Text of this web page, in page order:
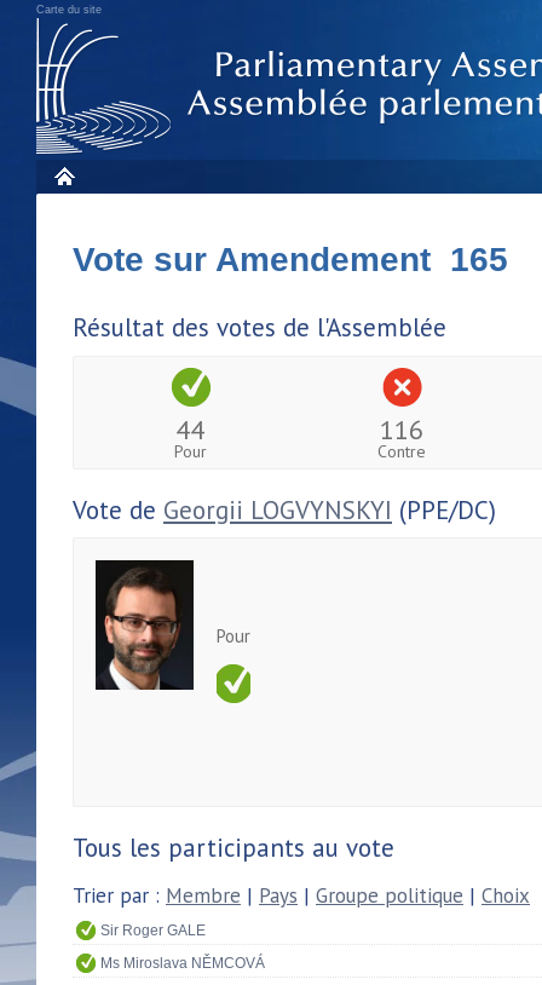
Carte du site
Vote sur Amendement 165
Résultat des votes de l'Assemblée
44
Pour
116
Contre
Vote de Georgii LOGVYNSKYI (PPE/DC)
Pour
Tous les participants au vote
Trier par : Membre | Pays | Groupe politique | Choix
Sir Roger GALE
Ms Miroslava NĚMCOVÁ